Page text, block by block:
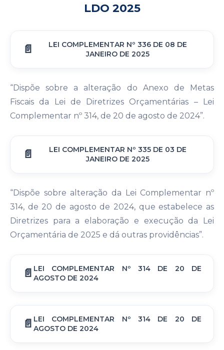
LDO 2025
LEI COMPLEMENTAR Nº 336 DE 08 DE
JANEIRO DE 2025
“Dispõe sobre a alteração do Anexo de Metas
Fiscais da Lei de Diretrizes Orçamentárias – Lei
Complementar nº 314, de 20 de agosto de 2024”.
LEI COMPLEMENTAR Nº 335 DE 03 DE
JANEIRO DE 2025
“Dispõe sobre alteração da Lei Complementar nº
314, de 20 de agosto de 2024, que estabelece as
Diretrizes para a elaboração e execução da Lei
Orçamentária de 2025 e dá outras providências”.
LEI COMPLEMENTAR Nº 314 DE 20 DE
AGOSTO DE 2024
LEI COMPLEMENTAR Nº 314 DE 20 DE
AGOSTO DE 2024